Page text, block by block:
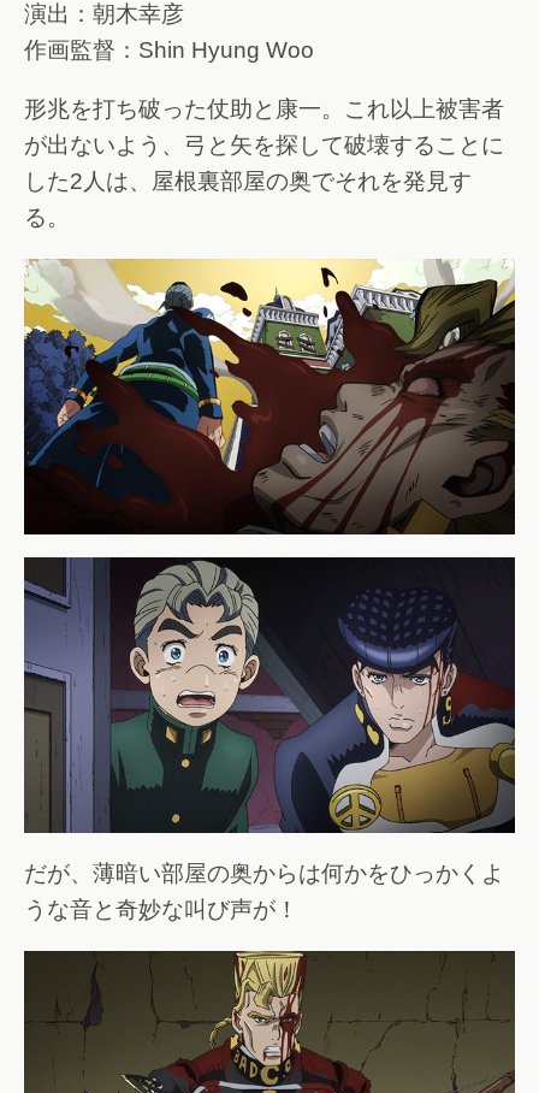
演出：朝木幸彦
作画監督：Shin Hyung Woo
形兆を打ち破った仗助と康一。これ以上被害者
が出ないよう、弓と矢を探して破壊することに
した2人は、屋根裏部屋の奥でそれを発見す
る。
だが、薄暗い部屋の奥からは何かをひっかくよ
うな音と奇妙な叫び声が！